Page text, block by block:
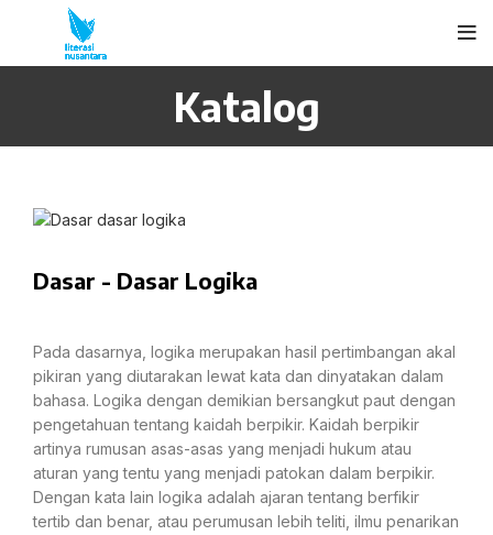
Katalog
Dasar - Dasar Logika
Pada dasarnya, logika merupakan hasil pertimbangan akal
pikiran yang diutarakan lewat kata dan dinyatakan dalam
bahasa. Logika dengan demikian bersangkut paut dengan
pengetahuan tentang kaidah berpikir. Kaidah berpikir
artinya rumusan asas-asas yang menjadi hukum atau
aturan yang tentu yang menjadi patokan dalam berpikir.
Dengan kata lain logika adalah ajaran tentang berfikir
tertib dan benar, atau perumusan lebih teliti, ilmu penarikan